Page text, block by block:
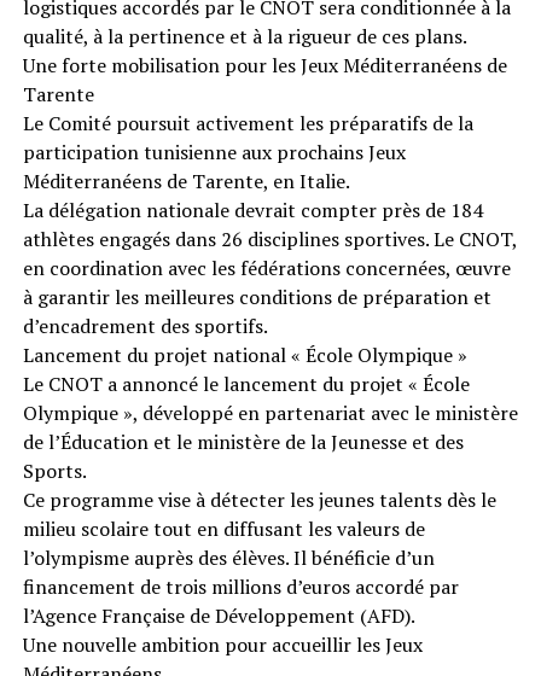
logistiques accordés par le CNOT sera conditionnée à la
qualité, à la pertinence et à la rigueur de ces plans.
Une forte mobilisation pour les Jeux Méditerranéens de
Tarente
Le Comité poursuit activement les préparatifs de la
participation tunisienne aux prochains Jeux
Méditerranéens de Tarente, en Italie.
La délégation nationale devrait compter près de 184
athlètes engagés dans 26 disciplines sportives. Le CNOT,
en coordination avec les fédérations concernées, œuvre
à garantir les meilleures conditions de préparation et
d’encadrement des sportifs.
Lancement du projet national « École Olympique »
Le CNOT a annoncé le lancement du projet « École
Olympique », développé en partenariat avec le ministère
de l’Éducation et le ministère de la Jeunesse et des
Sports.
Ce programme vise à détecter les jeunes talents dès le
milieu scolaire tout en diffusant les valeurs de
l’olympisme auprès des élèves. Il bénéficie d’un
financement de trois millions d’euros accordé par
l’Agence Française de Développement (AFD).
Une nouvelle ambition pour accueillir les Jeux